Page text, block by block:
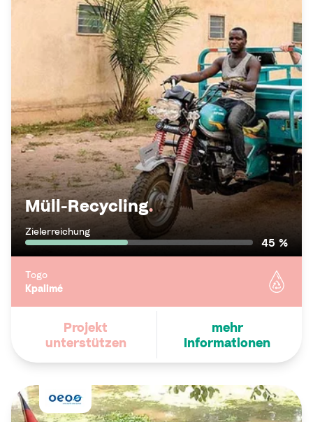
Müll-Recycling.
Zielerreichung
45 %
Togo
Kpalimé
Projekt
unterstützen
mehr
Informationen